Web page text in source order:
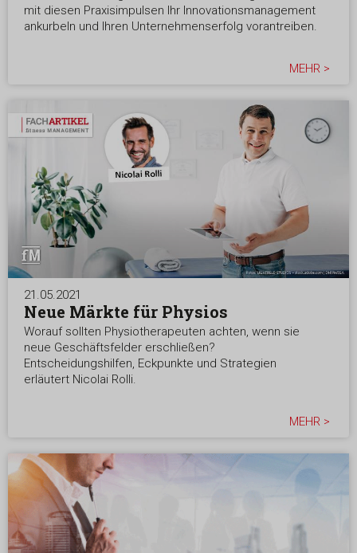
mit diesen Praxisimpulsen Ihr Innovationsmanagement
ankurbeln und Ihren Unternehmenserfolg vorantreiben.
MEHR >
21.05.2021
Neue Märkte für Physios
Worauf sollten Physiotherapeuten achten, wenn sie
neue Geschäftsfelder erschließen?
Entscheidungshilfen, Eckpunkte und Strategien
erläutert Nicolai Rolli.
MEHR >